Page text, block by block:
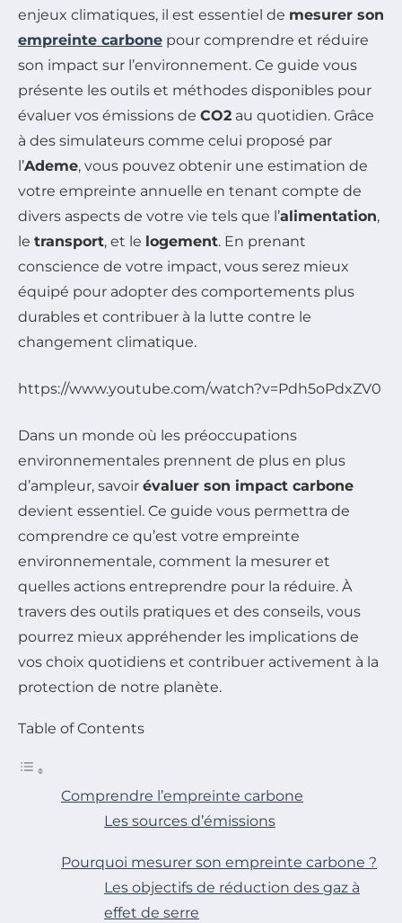
enjeux climatiques, il est essentiel de mesurer son
empreinte carbone pour comprendre et réduire
son impact sur l’environnement. Ce guide vous
présente les outils et méthodes disponibles pour
évaluer vos émissions de CO2 au quotidien. Grâce
à des simulateurs comme celui proposé par
l’Ademe, vous pouvez obtenir une estimation de
votre empreinte annuelle en tenant compte de
divers aspects de votre vie tels que l’alimentation,
le transport, et le logement. En prenant
conscience de votre impact, vous serez mieux
équipé pour adopter des comportements plus
durables et contribuer à la lutte contre le
changement climatique.
https://www.youtube.com/watch?v=Pdh5oPdxZV0
Dans un monde où les préoccupations
environnementales prennent de plus en plus
d’ampleur, savoir évaluer son impact carbone
devient essentiel. Ce guide vous permettra de
comprendre ce qu’est votre empreinte
environnementale, comment la mesurer et
quelles actions entreprendre pour la réduire. À
travers des outils pratiques et des conseils, vous
pourrez mieux appréhender les implications de
vos choix quotidiens et contribuer activement à la
protection de notre planète.
Table of Contents
Comprendre l’empreinte carbone
Les sources d’émissions
Pourquoi mesurer son empreinte carbone ?
Les objectifs de réduction des gaz à
effet de serre